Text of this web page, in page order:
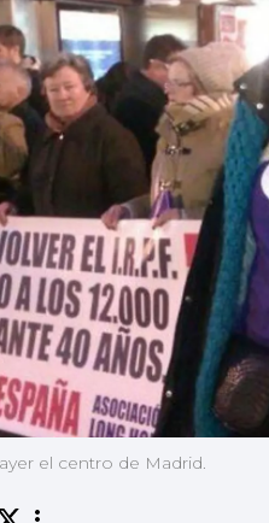
el centro de Madrid.